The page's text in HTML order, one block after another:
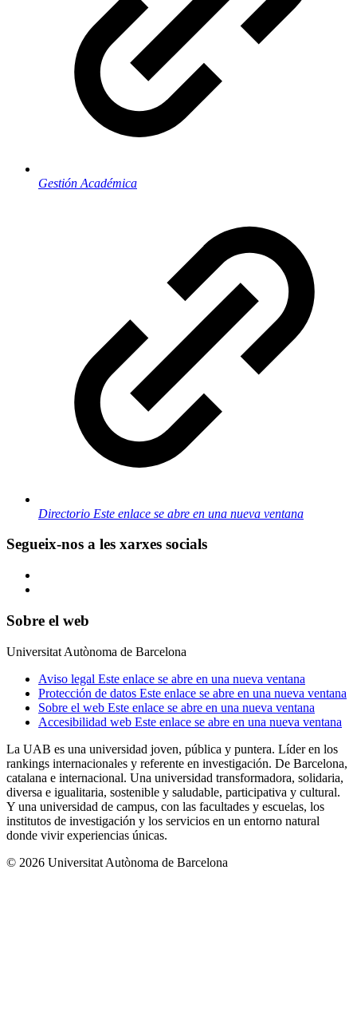
Gestión Académica
Directorio Este enlace se abre en una nueva ventana
Segueix-nos a les xarxes socials
Sobre el web
Universitat Autònoma de Barcelona
Aviso legal Este enlace se abre en una nueva ventana
Protección de datos Este enlace se abre en una nueva ventana
Sobre el web Este enlace se abre en una nueva ventana
Accesibilidad web Este enlace se abre en una nueva ventana
La UAB es una universidad joven, pública y puntera. Líder en los
rankings internacionales y referente en investigación. De Barcelona,
catalana e internacional. Una universidad transformadora, solidaria,
diversa e igualitaria, sostenible y saludable, participativa y cultural.
Y una universidad de campus, con las facultades y escuelas, los
institutos de investigación y los servicios en un entorno natural
donde vivir experiencias únicas.
© 2026 Universitat Autònoma de Barcelona